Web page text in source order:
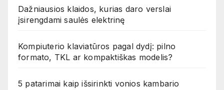
Dažniausios klaidos, kurias daro verslai
įsirengdami saulės elektrinę
Kompiuterio klaviatūros pagal dydį: pilno
formato, TKL ar kompaktiškas modelis?
5 patarimai kaip išsirinkti vonios kambario